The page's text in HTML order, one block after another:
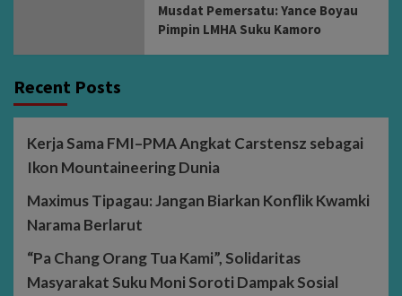
Musdat Pemersatu: Yance Boyau
Pimpin LMHA Suku Kamoro
Recent Posts
Kerja Sama FMI–PMA Angkat Carstensz sebagai
Ikon Mountaineering Dunia
Maximus Tipagau: Jangan Biarkan Konflik Kwamki
Narama Berlarut
“Pa Chang Orang Tua Kami”, Solidaritas
Masyarakat Suku Moni Soroti Dampak Sosial